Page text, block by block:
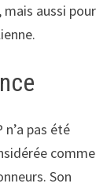
aussi pour
pas été
comme
Son